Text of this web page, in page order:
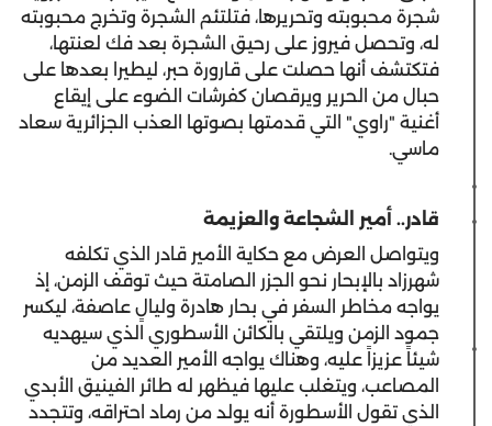
شجرة محبوبته وتحريرها، فتلتئم الشجرة وتخرج محبوبته
له، وتحصل فيروز على رحيق الشجرة بعد فك لعنتها،
فتكتشف أنها حصلت على قارورة حبر، ليطيرا بعدها على
حبال من الحرير ويرقصان كفرشات الضوء على إيقاع
أغنية "راوي" التي قدمتها بصوتها العذب الجزائرية سعاد
ماسي.
قادر.. أمير الشجاعة والعزيمة
‎ويتواصل العرض مع حكاية الأمير قادر الذي تكلفه
شهرزاد بالإبحار نحو الجزر الصامتة حيث توقف الزمن، إذ
يواجه مخاطر السفر في بحار هادرة وليالٍ عاصفة، ليكسر
جمود الزمن ويلتقي بالكائن الأسطوري الذي سيهديه
شيئاً عزيزاً عليه، وهناك يواجه الأمير العديد من
المصاعب، ويتغلب عليها فيظهر له طائر الفينيق الأبدي
الذي تقول الأسطورة أنه يولد من رماد احتراقه، وتتجدد